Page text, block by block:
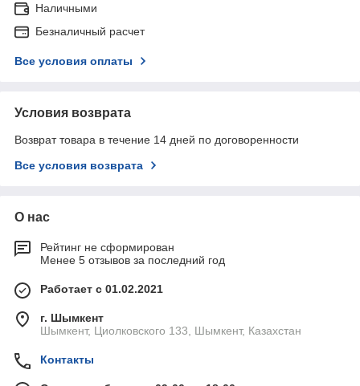
Наличными
Безналичный расчет
Все условия оплаты
Условия возврата
Возврат товара в течение 14 дней по договоренности
Все условия возврата
О нас
Рейтинг не сформирован
Менее 5 отзывов за последний год
Работает с 01.02.2021
г. Шымкент
Шымкент, Циолковского 133, Шымкент, Казахстан
Контакты